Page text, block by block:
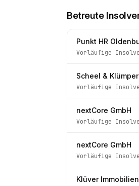
Betreute
Punkt HR
Vorläufige
Scheel &
Vorläufige
nextCore GmbH
Vorläufige
nextCore GmbH
Vorläufige
Klüver